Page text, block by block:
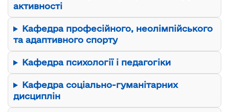
активності
Кафедра професійного, неолімпійського
та адаптивного спорту
Кафедра психології і педагогіки
Кафедра соціально-гуманітарних
дисциплін